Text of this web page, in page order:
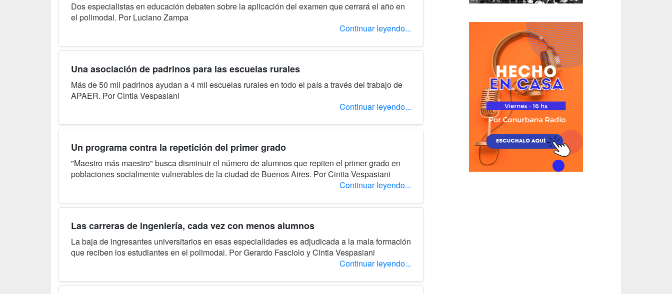
Dos especialistas en educación debaten sobre la aplicación del examen que cerrará el año en
el polimodal. Por Luciano Zampa
Continuar leyendo...
Una asociación de padrinos para las escuelas rurales
Más de 50 mil padrinos ayudan a 4 mil escuelas rurales en todo el país a través del trabajo de
APAER. Por Cintia Vespasiani
Continuar leyendo...
Un programa contra la repetición del primer grado
"Maestro más maestro" busca disminuir el número de alumnos que repiten el primer grado en
poblaciones socialmente vulnerables de la ciudad de Buenos Aires. Por Cintia Vespasiani
Continuar leyendo...
Las carreras de ingeniería, cada vez con menos alumnos
La baja de ingresantes universitarios en esas especialidades es adjudicada a la mala formación
que reciben los estudiantes en el polimodal. Por Gerardo Fasciolo y Cintia Vespasiani
Continuar leyendo...